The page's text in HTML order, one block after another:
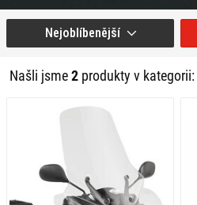
Našli jsme2 produkty v kategorii:
Nejoblíbenější